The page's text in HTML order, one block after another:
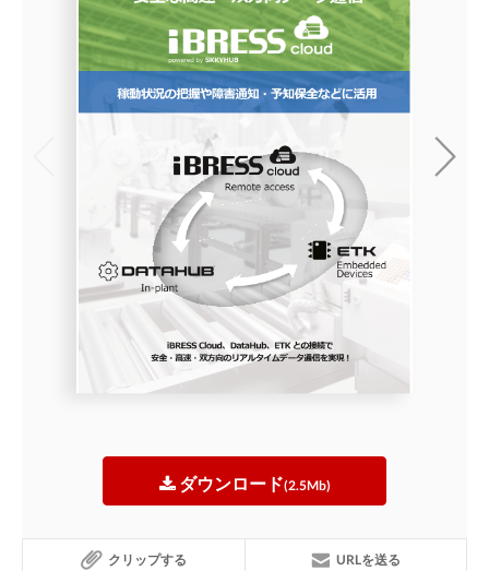
ダウンロード(2.5Mb)
クリップする URLを送る